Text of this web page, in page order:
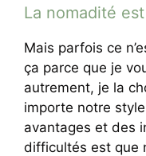
La nomadité
Mais parfois ce
ça parce que je
autrement, je la
importe notre
avantages et des
difficultés est que